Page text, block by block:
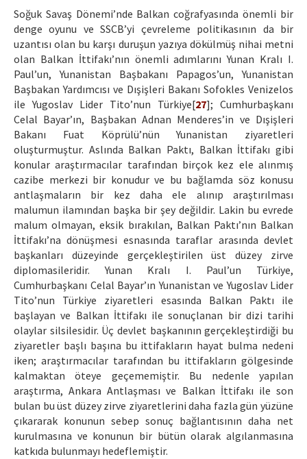
Soğuk Savaş Dönemi’nde Balkan coğrafyasında önemli bir
denge oyunu ve SSCB’yi çevreleme politikasının da bir
uzantısı olan bu karşı duruşun yazıya dökülmüş nihai metni
olan Balkan İttifakı’nın önemli adımlarını Yunan Kralı I.
Paul’un, Yunanistan Başbakanı Papagos’un, Yunanistan
Başbakan Yardımcısı ve Dışişleri Bakanı Sofokles Venizelos
ile Yugoslav Lider Tito’nun Türkiye[27]; Cumhurbaşkanı
Celal Bayar’ın, Başbakan Adnan Menderes’in ve Dışişleri
Bakanı Fuat Köprülü’nün Yunanistan ziyaretleri
oluşturmuştur. Aslında Balkan Paktı, Balkan İttifakı gibi
konular araştırmacılar tarafından birçok kez ele alınmış
cazibe merkezi bir konudur ve bu bağlamda söz konusu
antlaşmaların bir kez daha ele alınıp araştırılması
malumun ilamından başka bir şey değildir. Lakin bu evrede
malum olmayan, eksik bırakılan, Balkan Paktı’nın Balkan
İttifakı’na dönüşmesi esnasında taraflar arasında devlet
başkanları düzeyinde gerçekleştirilen üst düzey zirve
diplomasileridir. Yunan Kralı I. Paul’un Türkiye,
Cumhurbaşkanı Celal Bayar’ın Yunanistan ve Yugoslav Lider
Tito’nun Türkiye ziyaretleri esasında Balkan Paktı ile
başlayan ve Balkan İttifakı ile sonuçlanan bir dizi tarihi
olaylar silsilesidir. Üç devlet başkanının gerçekleştirdiği bu
ziyaretler başlı başına bu ittifakların hayat bulma nedeni
iken; araştırmacılar tarafından bu ittifakların gölgesinde
kalmaktan öteye geçememiştir. Bu nedenle yapılan
araştırma, Ankara Antlaşması ve Balkan İttifakı ile son
bulan bu üst düzey zirve ziyaretlerini daha fazla gün yüzüne
çıkararak konunun sebep sonuç bağlantısının daha net
kurulmasına ve konunun bir bütün olarak algılanmasına
katkıda bulunmayı hedeflemiştir.